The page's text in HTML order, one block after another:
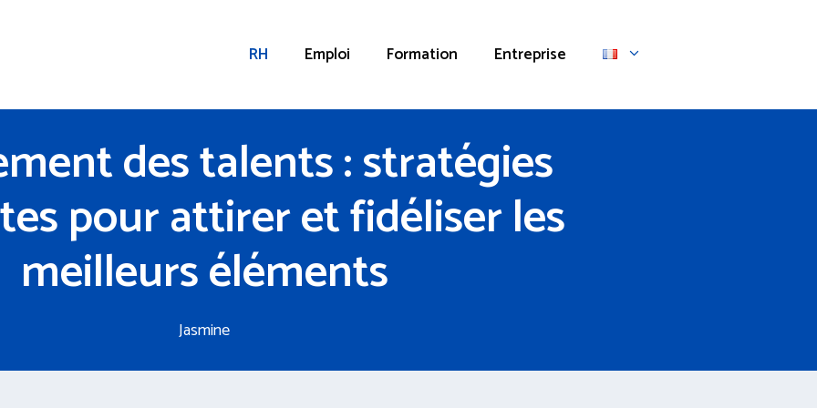
RH Emploi Formation Entreprise
des talents : stratégies
pour attirer et fidéliser les
meilleurs éléments
Jasmine